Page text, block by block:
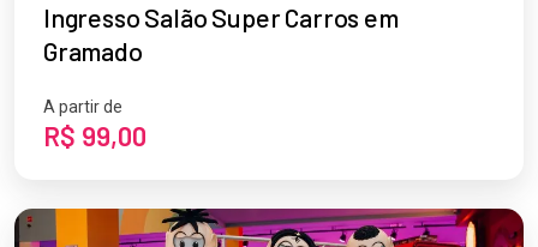
Ingresso Salão Super Carros em
Gramado
A partir de
R$ 99,00